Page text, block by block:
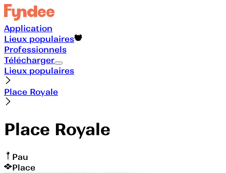
Application
Lieux populaires
Professionnels
Télécharger
Lieux populaires
Place Royale
Place Royale
Pau
Place